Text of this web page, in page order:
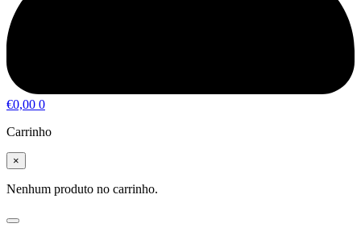
€0,00 0
Carrinho
×
Nenhum produto no carrinho.